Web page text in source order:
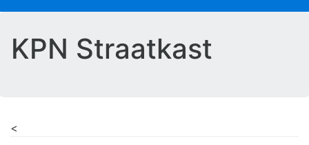
KPN Straatkast
<